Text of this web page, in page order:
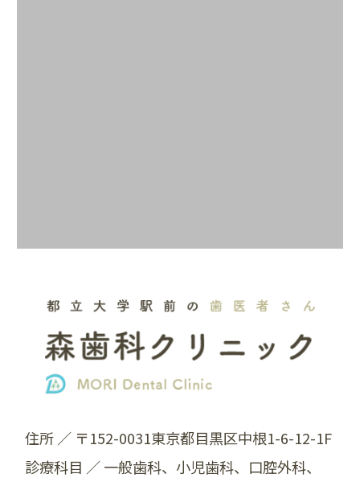
住所 ／ 〒152-0031東京都目黒区中根1-6-12-1F
診療科目 ／ ⼀般歯科、小児歯科、口腔外科、